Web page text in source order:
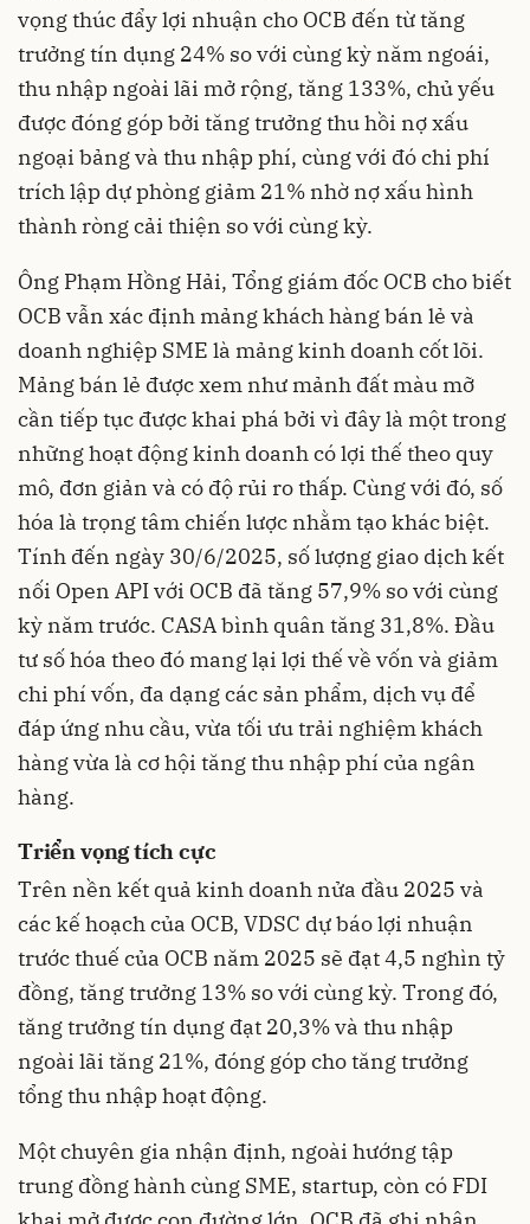
vọng thúc đẩy lợi nhuận cho OCB đến từ tăng
trưởng tín dụng 24% so với cùng kỳ năm ngoái,
thu nhập ngoài lãi mở rộng, tăng 133%, chủ yếu
được đóng góp bởi tăng trưởng thu hồi nợ xấu
ngoại bảng và thu nhập phí, cùng với đó chi phí
trích lập dự phòng giảm 21% nhờ nợ xấu hình
thành ròng cải thiện so với cùng kỳ.
Ông Phạm Hồng Hải, Tổng giám đốc OCB cho biết
OCB vẫn xác định mảng khách hàng bán lẻ và
doanh nghiệp SME là mảng kinh doanh cốt lõi.
Mảng bán lẻ được xem như mảnh đất màu mỡ
cần tiếp tục được khai phá bởi vì đây là một trong
những hoạt động kinh doanh có lợi thế theo quy
mô, đơn giản và có độ rủi ro thấp. Cùng với đó, số
hóa là trọng tâm chiến lược nhằm tạo khác biệt.
Tính đến ngày 30/6/2025, số lượng giao dịch kết
nối Open API với OCB đã tăng 57,9% so với cùng
kỳ năm trước. CASA bình quân tăng 31,8%. Đầu
tư số hóa theo đó mang lại lợi thế về vốn và giảm
chi phí vốn, đa dạng các sản phẩm, dịch vụ để
đáp ứng nhu cầu, vừa tối ưu trải nghiệm khách
hàng vừa là cơ hội tăng thu nhập phí của ngân
hàng.
Triển vọng tích cực
Trên nền kết quả kinh doanh nửa đầu 2025 và
các kế hoạch của OCB, VDSC dự báo lợi nhuận
trước thuế của OCB năm 2025 sẽ đạt 4,5 nghìn tỷ
đồng, tăng trưởng 13% so với cùng kỳ. Trong đó,
tăng trưởng tín dụng đạt 20,3% và thu nhập
ngoài lãi tăng 21%, đóng góp cho tăng trưởng
tổng thu nhập hoạt động.
Một chuyên gia nhận định, ngoài hướng tập
trung đồng hành cùng SME, startup, còn có FDI